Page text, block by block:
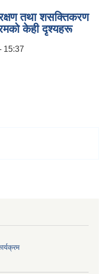
तथा शसक्तिकरण
केही दृश्यहरू
15:37